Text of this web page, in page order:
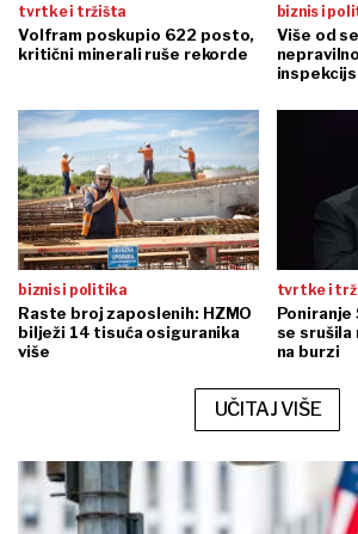
tvrtke i tržišta
Volfram poskupio 622 posto,
kritični minerali ruše rekorde
biznis i
Više od
biznis i politika
Raste broj zaposlenih: HZMO
bilježi 14 tisuća osiguranika
više
tvrtke i
Poniranje
se srušila
na burzi
UČITAJ VIŠE